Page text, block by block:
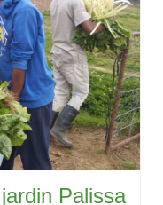
Palissa